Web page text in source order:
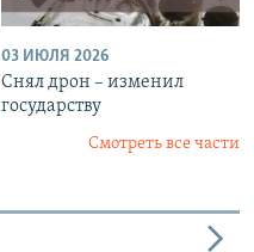
03 ИЮЛЯ 2026
Снял дрон – изменил
государству
Смотреть все части